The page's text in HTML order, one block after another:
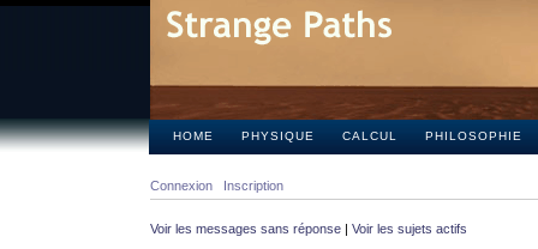
HOME PHYSIQUE CALCUL PHILOSOPHIE
Connexion Inscription
Voir les messages sans réponse | Voir les sujets actifs